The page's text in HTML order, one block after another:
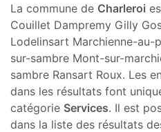
La commune de Charleroi
Couillet Dampremy Gilly
Lodelinsart Marchienne-au-
sur-sambre Mont-sur-
sambre Ransart Roux. Les
dans les résultats font
catégorie Services. Il est
dans la liste des résultats